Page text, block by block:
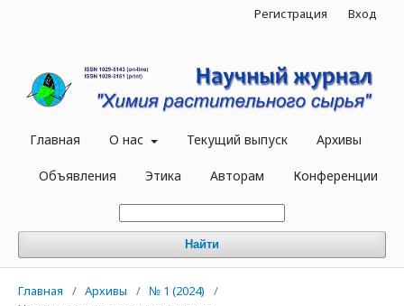
Главная О нас Текущий выпуск Архивы
Объявления Этика Авторам Конференции
Найти
Регистрация Вход
Главная / Архивы / № 1 (2024)
/